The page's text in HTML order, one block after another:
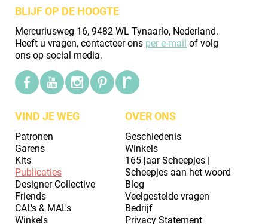
BLIJF OP DE HOOGTE
Mercuriusweg 16, 9482 WL Tynaarlo, Nederland.
Heeft u vragen, contacteer ons per e-mail of volg
ons op social media.
VIND JE WEG
Patronen
Garens
Kits
Publicaties
Designer Collective
Friends
CAL's & MAL's
Winkels
OVER ONS
Geschiedenis
Winkels
165 jaar Scheepjes |
Scheepjes aan het woord
Blog
Veelgestelde vragen
Bedrijf
Privacy Statement